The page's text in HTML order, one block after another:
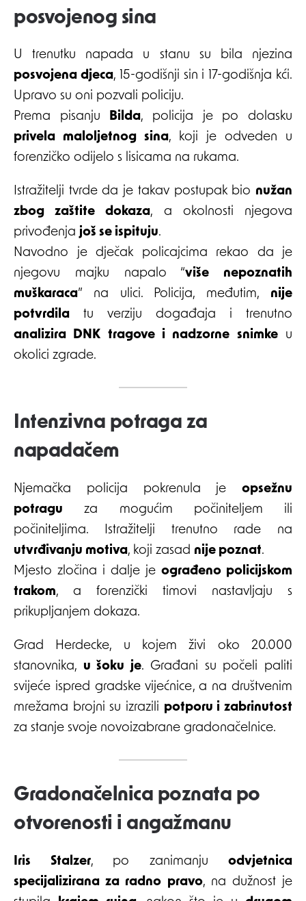
posvojenog sina
U trenutku napada u stanu su bila njezina
posvojena djeca, 15-godišnji sin i 17-godišnja kći.
Upravo su oni pozvali policiju.
Prema pisanju Bilda, policija je po dolasku
privela maloljetnog sina, koji je odveden u
forenzičko odijelo s lisicama na rukama.
Istražitelji tvrde da je takav postupak bio nužan
zbog zaštite dokaza, a okolnosti njegova
privođenja još se ispituju.
Navodno je dječak policajcima rekao da je
njegovu majku napalo “više nepoznatih
muškaraca” na ulici. Policija, međutim, nije
potvrdila tu verziju događaja i trenutno
analizira DNK tragove i nadzorne snimkeu
okolici zgrade.
Intenzivna potraga za
napadačem
Njemačka policija pokrenula je opsežnu
potragu za mogućim počiniteljem ili
počiniteljima. Istražitelji trenutno rade na
utvrđivanju motiva, koji zasad nije poznat.
Mjesto zločina i dalje je ograđeno policijskom
trakom, a forenzički timovi nastavljaju s
prikupljanjem dokaza.
Grad Herdecke, u kojem živi oko 20.000
stanovnika, u šoku je. Građani su počeli paliti
svijeće ispred gradske vijećnice, a na društvenim
mrežama brojni su izrazili potporu i zabrinutost
za stanje svoje novoizabrane gradonačelnice.
Gradonačelnica poznata po
otvorenosti i angažmanu
Iris Stalzer, po zanimanju odvjetnica
specijalizirana za radno pravo, na dužnost je